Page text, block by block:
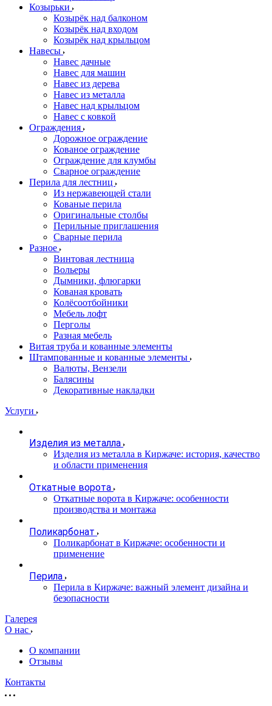
Козырьки
Козырёк над балконом
Козырёк над входом
Козырёк над крыльцом
Навесы
Навес дачные
Навес для машин
Навес из дерева
Навес из металла
Навес над крыльцом
Навес с ковкой
Ограждения
Дорожное ограждение
Кованое ограждение
Ограждение для клумбы
Сварное ограждение
Перила для лестниц
Из нержавеющей стали
Кованые перила
Оригинальные столбы
Перильные приглашения
Сварные перила
Разное
Винтовая лестница
Вольеры
Дымники, флюгарки
Кованая кровать
Колёсоотбойники
Мебель лофт
Перголы
Разная мебель
Витая труба и кованные элементы
Штампованные и кованные элементы
Валюты, Вензели
Балясины
Декоративные накладки
Услуги
Изделия из металла
Изделия из металла в Киржаче: история, качество
и области применения
Откатные ворота
Откатные ворота в Киржаче: особенности
производства и монтажа
Поликарбонат
Поликарбонат в Киржаче: особенности и
применение
Перила
Перила в Киржаче: важный элемент дизайна и
безопасности
Галерея
О нас
О компании
Отзывы
Контакты